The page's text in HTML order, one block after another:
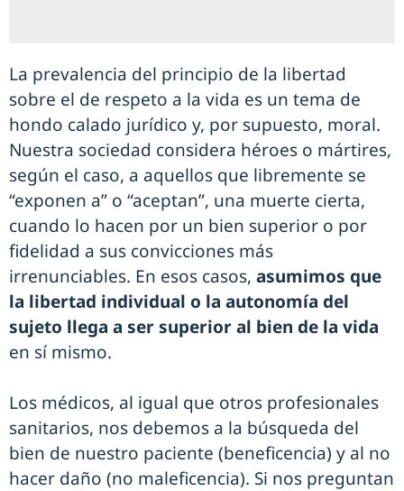
La prevalencia del principio de la libertad
sobre el de respeto a la vida es un tema de
hondo calado jurídico y, por supuesto, moral.
Nuestra sociedad considera héroes o mártires,
según el caso, a aquellos que libremente se
“exponen a” o “aceptan”, una muerte cierta,
cuando lo hacen por un bien superior o por
fidelidad a sus convicciones más
irrenunciables. En esos casos, asumimos que
la libertad individual o la autonomía del
sujeto llega a ser superior al bien de la vida
en sí mismo.
Los médicos, al igual que otros profesionales
sanitarios, nos debemos a la búsqueda del
bien de nuestro paciente (beneficencia) y al no
hacer daño (no maleficencia). Si nos preguntan